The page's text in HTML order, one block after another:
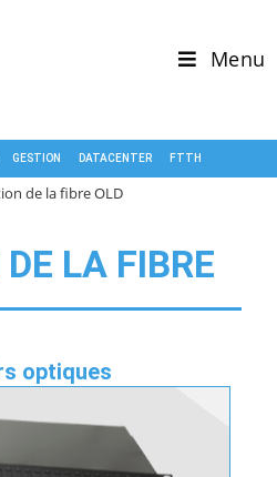
Menu
GESTION DATACENTER FTTH
de la fibre OLD
LA FIBRE
optiques